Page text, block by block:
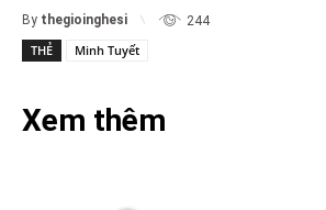
By thegioinghesi 244
THẺ Minh Tuyết
Xem thêm